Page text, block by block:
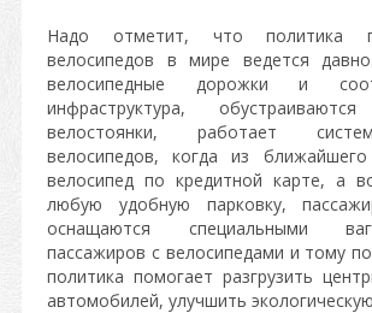
Надо отметит, что политика
велосипедов в мире ведется
велосипедные дорожки и
инфраструктура,
велостоянки, работает
велосипедов, когда из
велосипед по кредитной карте, а
любую удобную парковку,
оснащаются специальными
пассажиров с велосипедами и тому
политика помогает разгрузить
автомобилей, улучшить